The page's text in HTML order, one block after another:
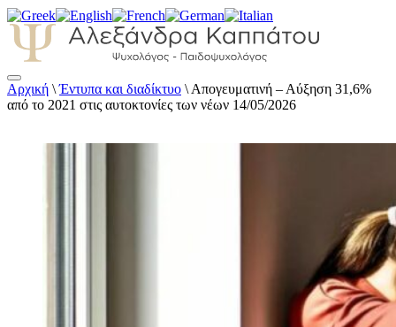
Αλεξάνδρα Καππάτου Ψυχολόγος –
Παιδοψυχολόγος
Αρχική \Έντυπα και διαδίκτυο \ Απογευματινή – Αύξηση 31,6%
από το 2021 στις αυτοκτονίες των νέων 14/05/2026